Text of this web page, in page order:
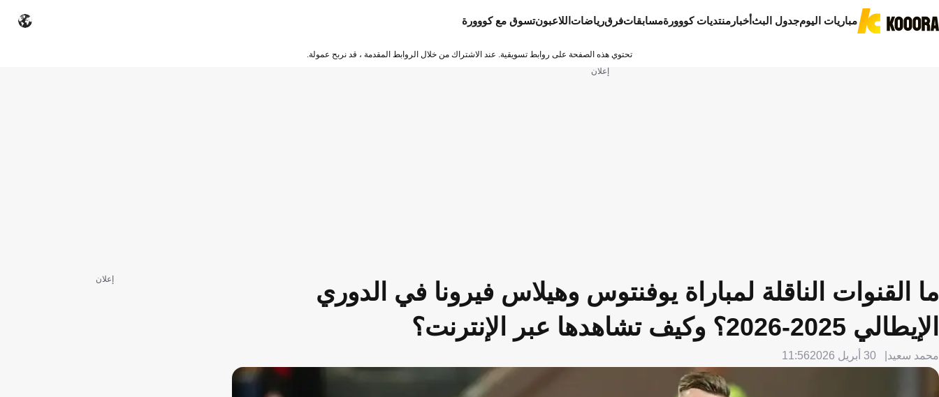
مباريات اليومجدول البثأخبار منتديات كووورةمسابقاتفرقرياضات اللاعبونتسوق مع كووورة
تحتوي هذه الصفحة على روابط تسويقية. عند الاشتراك من خلال الروابط المقدمة ، قد نربح عمولة.
إعلان
ما القنوات الناقلة لمباراة يوفنتوس وهيلاس فيرونا في الدوري
الإيطالي 2025-2026؟ وكيف تشاهدها عبر الإنترنت؟
محمد سعيد 30 أبريل 2026 11:56
إعلان